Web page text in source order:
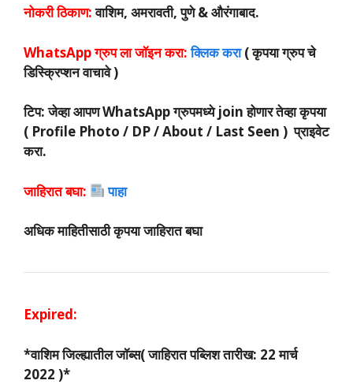
नोकरी ठिकाण:वाशिम, अमरावती, पुणे & औरंगाबाद.
WhatsApp ग्रुप ला जॉइन करा: क्लिक करा( कृपया ग्रुप चे
डिस्क्रिप्शन वाचावे )
टिप: जेव्हा आपण WhatsApp ग्रुपमध्ये join होणार तेव्हा कृपया
( Profile Photo / DP / About / Last Seen ) प्राइवेट
करा.
जाहिरात बघा: पाहा
अधिक माहितीसाठी कृपया जाहिरात बघा
Expired:
*वाशिम जिल्ह्यातील जॉब्स( जाहिरात पब्लिश तारीख: 22 मार्च
2022 )*